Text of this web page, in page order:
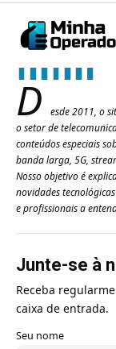
D
esde 2011, o
o setor de
conteúdos especiais
banda larga, 5G,
Nosso objetivo é
novidades
e profissionais a
Junte-se à
Receba
caixa de entrada.
Seu nome